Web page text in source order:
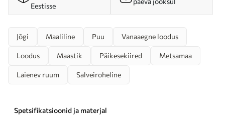
Eestisse
Jõgi Maaliline Puu Vanaaegne loodus
Loodus Maastik Päikesekiired Metsamaa
Laienev ruum Salveiroheline
Spetsifikatsioonid ja materjal